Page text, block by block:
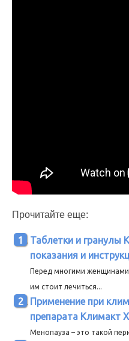
Прочитайте еще:
Таблетки и гранулы
показания и
Перед многими
им стоит лечиться...
Применение при
препарата Климакт
Менопауза – это такой